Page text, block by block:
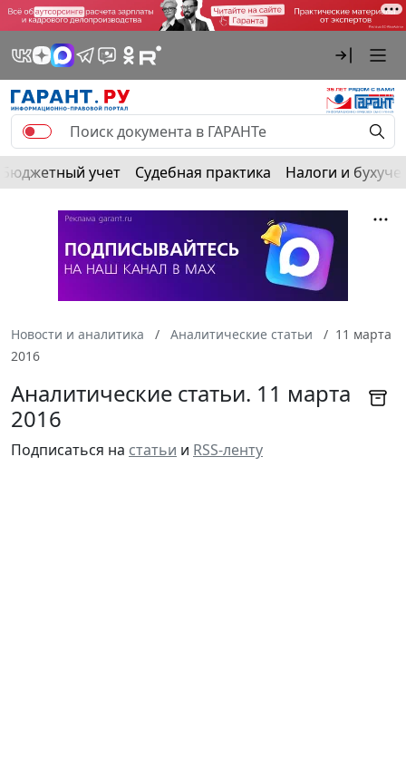
Бюджетный учет Судебная практика Налоги и
Новости и аналитика Аналитические статьи
11 марта
2016
Аналитические статьи. 11 марта
2016
Подписаться на статьи и RSS-ленту